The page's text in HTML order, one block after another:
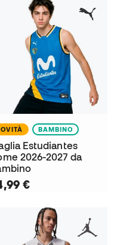
BAMBINO
Estudiantes
2026-2027 da
€